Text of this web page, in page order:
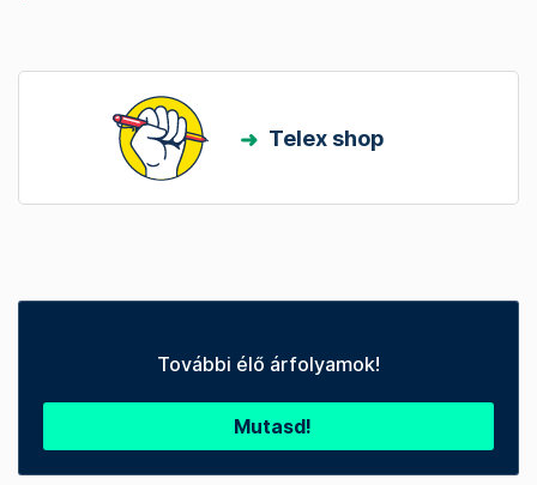
Telex shop
További élő árfolyamok!
Mutasd!